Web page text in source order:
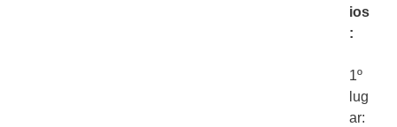
ios
:
1º
lug
ar: